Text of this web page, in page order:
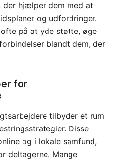
der hjælper dem med at
og udfordringer.
på at yde støtte, øge
blandt dem, der
for
tilbyder et rum
Disse
og i lokale samfund,
deltagerne. Mange